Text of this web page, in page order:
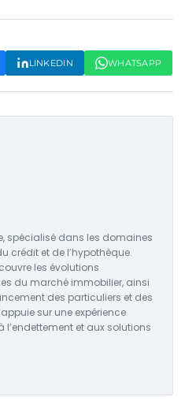
LINKEDIN WHATSAPP
spécialisé dans les domaines
crédit et de l’hypothèque.
les évolutions
du marché immobilier, ainsi
des particuliers et des
sur une expérience
l’endettement et aux solutions